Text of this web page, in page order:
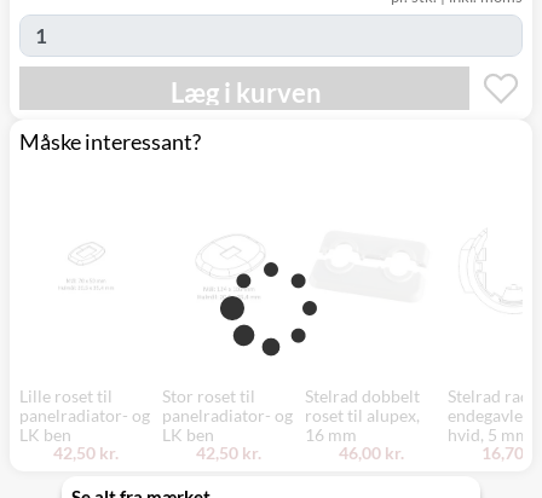
Læg i kurven
Måske interessant?
Lille roset til
panelradiator- og
LK ben
42,50 kr.
Stor roset til
panelradiator- og
LK ben
42,50 kr.
Stelrad dobbelt
roset til alupex,
16 mm
46,00 kr.
Stelrad
endegavle
hvid, 5 mm
16,70